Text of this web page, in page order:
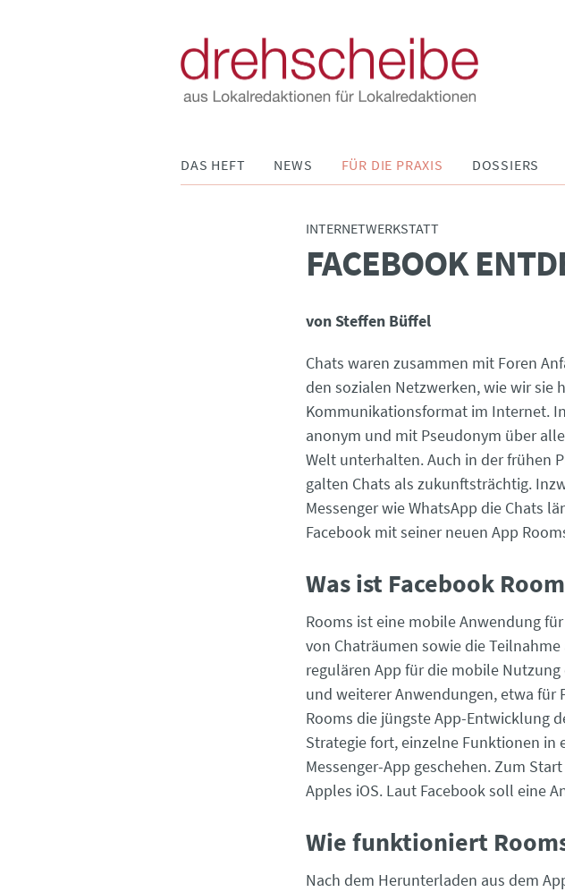
DAS HEFT NEWS FÜR DIE PRAXIS DOSSIERS
INTERNETWERKSTATT
FACEBOOK
von Steffen Büffel
Chats waren zusammen mit Foren
den sozialen Netzwerken, wie wir sie
Kommunikationsformat im Internet.
anonym und mit Pseudonym über
Welt unterhalten. Auch in der frühen
galten Chats als zukunftsträchtig.
Messenger wie WhatsApp die Chats
Facebook mit seiner neuen App
Was ist Facebook
Rooms ist eine mobile Anwendung
von Chaträumen sowie die
regulären App für die mobile
und weiterer Anwendungen, etwa für
Rooms die jüngste App-Entwicklung
Strategie fort, einzelne Funktionen in
Messenger-App geschehen. Zum
Apples iOS. Laut Facebook soll eine
Wie funktioniert
Nach dem Herunterladen aus dem